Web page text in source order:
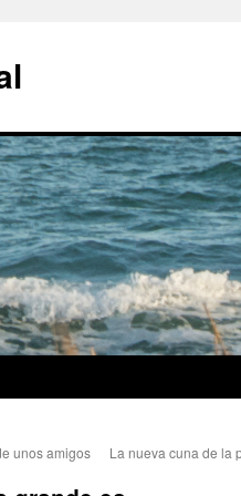
unos amigos La nueva cuna de la